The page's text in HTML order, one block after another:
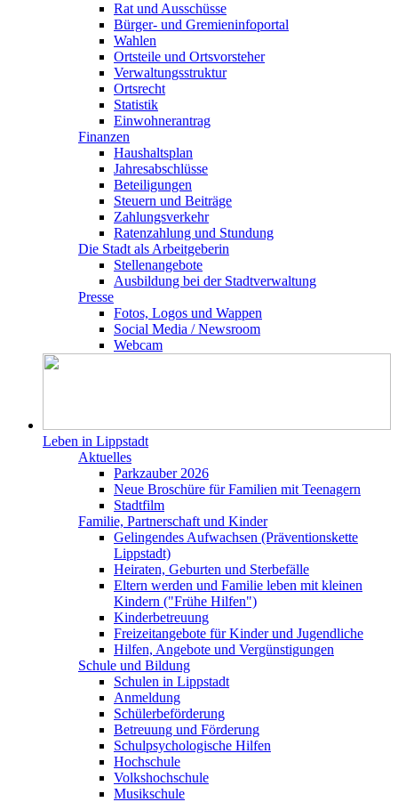
Rat und Ausschüsse
Bürger- und Gremieninfoportal
Wahlen
Ortsteile und Ortsvorsteher
Verwaltungsstruktur
Ortsrecht
Statistik
Einwohnerantrag
Finanzen
Haushaltsplan
Jahresabschlüsse
Beteiligungen
Steuern und Beiträge
Zahlungsverkehr
Ratenzahlung und Stundung
Die Stadt als Arbeitgeberin
Stellenangebote
Ausbildung bei der Stadtverwaltung
Presse
Fotos, Logos und Wappen
Social Media / Newsroom
Webcam
Leben in Lippstadt
Aktuelles
Parkzauber 2026
Neue Broschüre für Familien mit Teenagern
Stadtfilm
Familie, Partnerschaft und Kinder
Gelingendes Aufwachsen (Präventionskette
Lippstadt)
Heiraten, Geburten und Sterbefälle
Eltern werden und Familie leben mit kleinen
Kindern ("Frühe Hilfen")
Kinderbetreuung
Freizeitangebote für Kinder und Jugendliche
Hilfen, Angebote und Vergünstigungen
Schule und Bildung
Schulen in Lippstadt
Anmeldung
Schülerbeförderung
Betreuung und Förderung
Schulpsychologische Hilfen
Hochschule
Volkshochschule
Musikschule